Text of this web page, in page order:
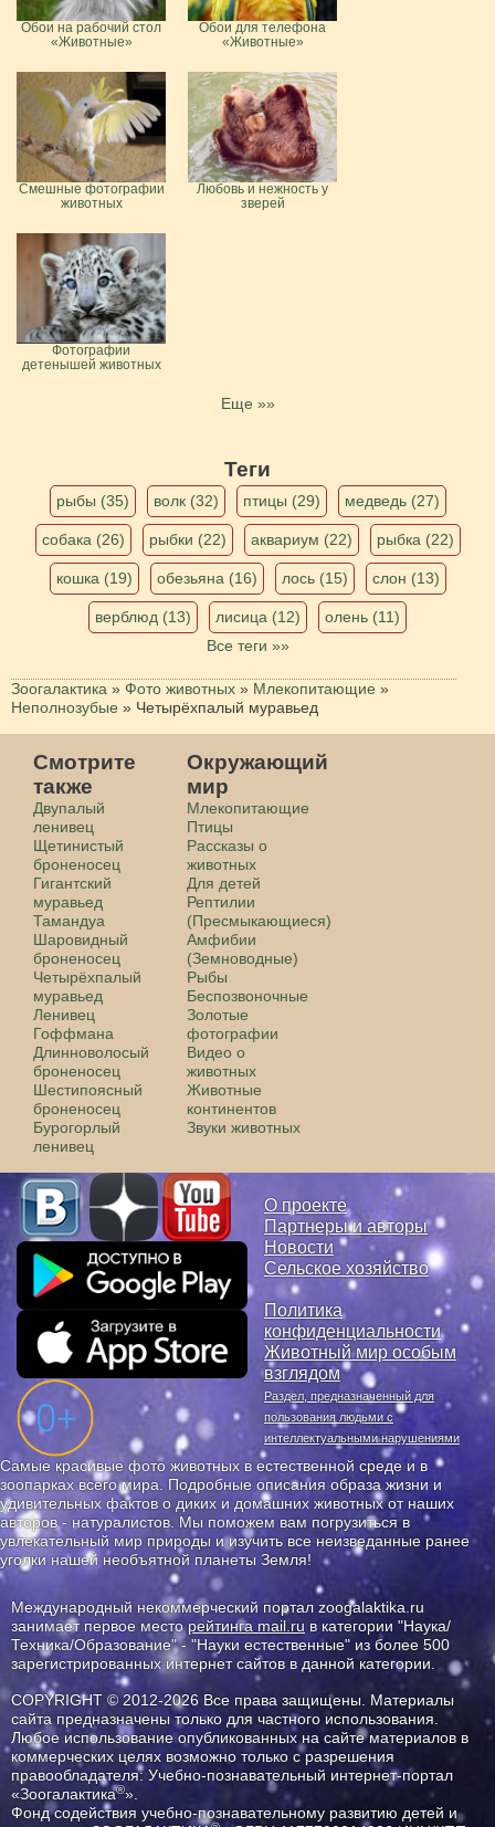
Обои на рабочий стол
«Животные»
Обои для телефона
«Животные»
Смешные фотографии
животных
Любовь и нежность у
зверей
Фотографии
детенышей животных
Еще »»
Теги
рыбы (35) волк (32) птицы (29) медведь (27)
собака (26) рыбки (22) аквариум (22) рыбка (22)
кошка (19) обезьяна (16) лось (15) слон (13)
верблюд (13) лисица (12)
олень (11)
Все теги »»
Зоогалактика » Фото животных » Млекопитающие »
Неполнозубые » Четырёхпалый муравьед
Смотрите
также
Двупалый
ленивец
Щетинистый
броненосец
Гигантский
муравьед
Тамандуа
Шаровидный
броненосец
Четырёхпалый
муравьед
Ленивец
Гоффмана
Длинноволосый
броненосец
Шестипоясный
броненосец
Бурогорлый
ленивец
Окружающий
мир
Млекопитающие
Птицы
Рассказы о
животных
Для детей
Рептилии
(Пресмыкающиеся)
Амфибии
(Земноводные)
Рыбы
Беспозвоночные
Золотые
фотографии
Видео о
животных
Животные
континентов
Звуки животных
О проекте
Партнеры и авторы
Новости
Сельское хозяйство
Политика
конфиденциальности
Животный мир особым
взглядом
Раздел, предназначенный для
пользования людьми с
интеллектуальными нарушениями
Самые красивые фото животных в естественной среде и в
зоопарках всего мира. Подробные описания образа жизни и
удивительных фактов о диких и домашних животных от наших
авторов - натуралистов. Мы поможем вам погрузиться в
увлекательный мир природы и изучить все неизведанные ранее
уголки нашей необъятной планеты Земля!
Международный некоммерческий портал zoogalaktika.ru
занимает первое месторейтинга mail.ru в категории "Наука/
Техника/Образование" - "Науки естественные" из более 500
зарегистрированных интернет сайтов в данной категории.
COPYRIGHT © 2012-2026 Все права защищены. Материалы
сайта предназначены только для частного использования.
Любое использование опубликованных на сайте материалов в
коммерческих целях возможно только с разрешения
правообладателя: Учебно-познавательный интернет-портал
«Зоогалактика®».
Фонд содействия учебно-познавательному развитию детей и